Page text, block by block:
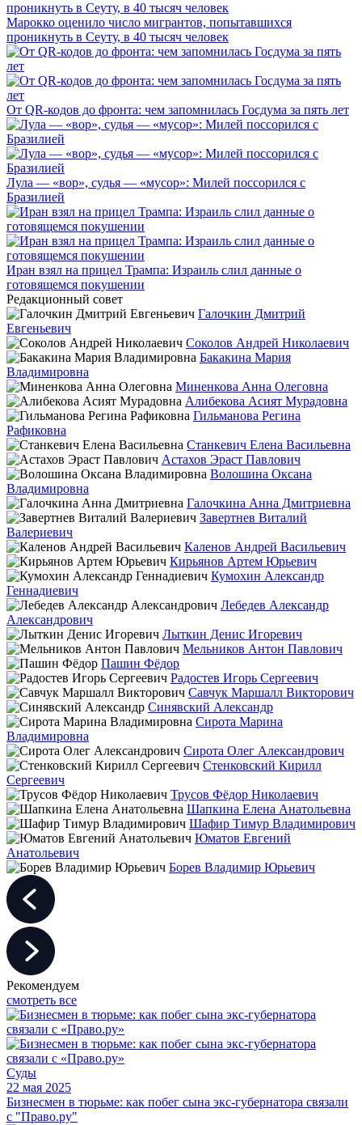
Марокко оценило число мигрантов, попытавшихся
проникнуть в Сеуту, в 40 тысяч человек
От QR-кодов до фронта: чем запомнилась Госдума за пять лет
Лула — «вор», судья — «мусор»: Милей поссорился с
Бразилией
Иран взял на прицел Трампа: Израиль слил данные о
готовящемся покушении
Редакционный совет
Галочкин Дмитрий
Евгеньевич
Соколов Андрей Николаевич
Бакакина Мария
Владимировна
Миненкова Анна Олеговна
Алибекова Асият Мурадовна
Гильманова Регина
Рафиковна
Станкевич Елена Васильевна
Астахов Эраст Павлович
Волошина Оксана
Владимировна
Галочкина Анна Дмитриевна
Завертнев Виталий
Валериевич
Каленов Андрей Васильевич
Кирьянов Артем Юрьевич
Кумохин Александр
Геннадиевич
Лебедев Александр
Александрович
Лыткин Денис Игоревич
Мельников Антон Павлович
Пашин Фёдор
Радостев Игорь Сергеевич
Савчук Маршалл Викторович
Синявский Александр
Сирота Марина
Владимировна
Сирота Олег Александрович
Стенковский Кирилл
Сергеевич
Трусов Фёдор Николаевич
Шапкина Елена Анатольевна
Шафир Тимур Владимирович
Юматов Евгений
Анатольевич
Борев Владимир Юрьевич
Рекомендуем
смотреть все
Суды
22 мая 2025
Бизнесмен в тюрьме: как побег сына экс-губернатора связали
с "Право.ру"